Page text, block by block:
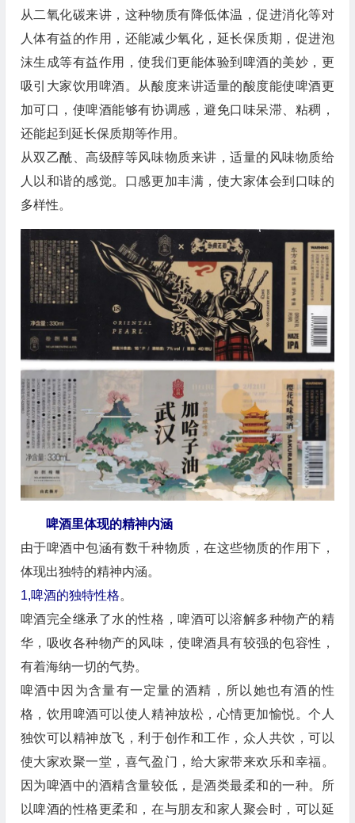
从二氧化碳来讲，这种物质有降低体温，促进消化等对
人体有益的作用，还能减少氧化，延长保质期，促进泡
沫生成等有益作用，使我们更能体验到啤酒的美妙，更
吸引大家饮用啤酒。从酸度来讲适量的酸度能使啤酒更
加可口，使啤酒能够有协调感，避免口味呆滞、粘稠，
还能起到延长保质期等作用。
从双乙酰、高级醇等风味物质来讲，适量的风味物质给
人以和谐的感觉。口感更加丰满，使大家体会到口味的
多样性。
啤酒里体现的精神内涵
由于啤酒中包涵有数千种物质，在这些物质的作用下，
体现出独特的精神内涵。
1,啤酒的独特性格。
啤酒完全继承了水的性格，啤酒可以溶解多种物产的精
华，吸收各种物产的风味，使啤酒具有较强的包容性，
有着海纳一切的气势。
啤酒中因为含量有一定量的酒精，所以她也有酒的性
格，饮用啤酒可以使人精神放松，心情更加愉悦。个人
独饮可以精神放飞，利于创作和工作，众人共饮，可以
使大家欢聚一堂，喜气盈门，给大家带来欢乐和幸福。
因为啤酒中的酒精含量较低，是酒类最柔和的一种。所
以啤酒的性格更柔和，在与朋友和家人聚会时，可以延